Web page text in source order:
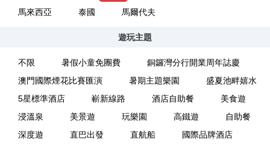
馬來西亞
泰國 馬爾代夫
遊玩主題
不限 暑假小童免團費
銅鑼灣分行開業周年誌慶
澳門國際煙花比賽匯演
暑期主題樂園
盛夏池畔嬉水
5星標準酒店
嶄新線路 酒店自助餐
美食遊
浸溫泉
美景遊 玩樂園 高鐵遊
自助餐
深度遊
直巴出發 直航船
國際品牌酒店